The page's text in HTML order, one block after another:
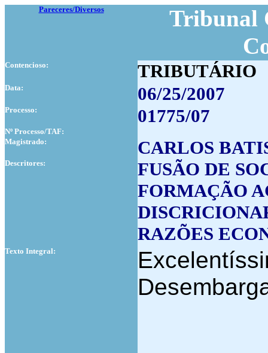
Pareceres/Diversos
Tribunal
Contencioso: TRIBUTÁRIO
Data: 06/25/2007
Processo: 01775/07
Nº Processo/TAF:
Magistrado:
CARLOS
Descritores:
FUSÃO DE
FORMAÇÃO
RAZÕES
Texto Integral: